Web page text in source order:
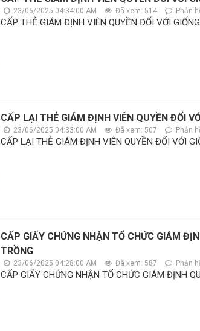
23/06/2025 04:34:00 AM Đã xem: 514 Phản
CẤP THẺ GIÁM ĐỊNH VIÊN QUYỀN ĐỐI VỚI
CẤP LẠI THẺ GIÁM ĐỊNH VIÊN QUYỀN ĐỐI
23/06/2025 04:33:00 AM Đã xem: 507 Phản
CẤP LẠI THẺ GIÁM ĐỊNH VIÊN QUYỀN ĐỐI VỚI
CẤP GIẤY CHỨNG NHẬN TỔ CHỨC GIÁM
TRỒNG
23/06/2025 04:28:00 AM Đã xem: 587 Phản
CẤP GIẤY CHỨNG NHẬN TỔ CHỨC GIÁM ĐỊNH